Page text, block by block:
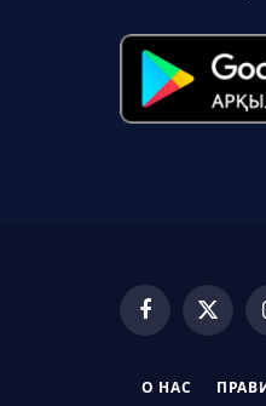
Facebook
X
О НАС